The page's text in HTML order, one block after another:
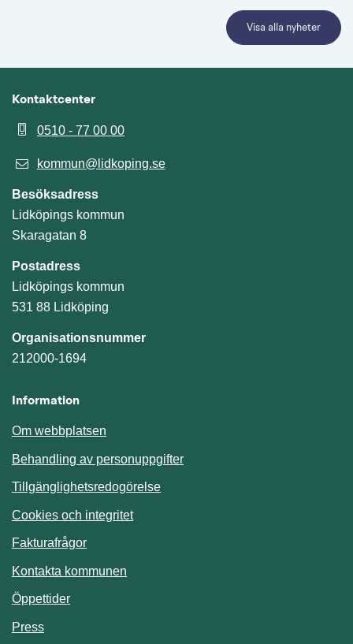
Visa alla nyheter
Kontaktcenter
0510 - 77 00 00
kommun@lidkoping.se
Besöksadress
Lidköpings kommun
Skaragatan 8
Postadress
Lidköpings kommun
531 88 Lidköping
Organisationsnummer
212000-1694
Information
Om webbplatsen
Behandling av personuppgifter
Tillgänglighetsredogörelse
Cookies och integritet
Fakturafrågor
Kontakta kommunen
Öppettider
Press